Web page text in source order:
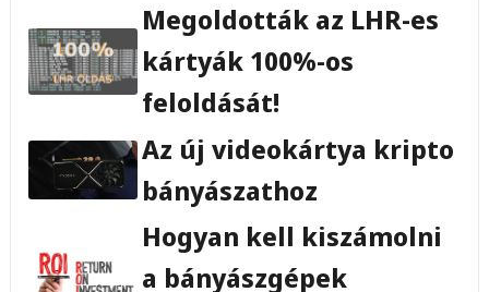
Megoldották az LHR-es
kártyák 100%-os
feloldását!
Az új videokártya kripto
bányászathoz
Hogyan kell kiszámolni
a bányászgépek